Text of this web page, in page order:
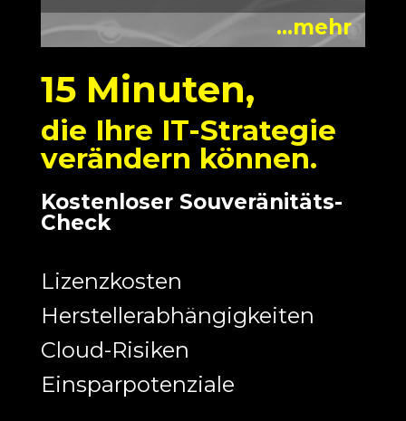
...mehr
15 Minuten,
die Ihre IT-Strategie
verändern können.
Kostenloser Souveränitäts-
Check
Lizenzkosten
Herstellerabhängigkeiten
Cloud-Risiken
Einsparpotenziale